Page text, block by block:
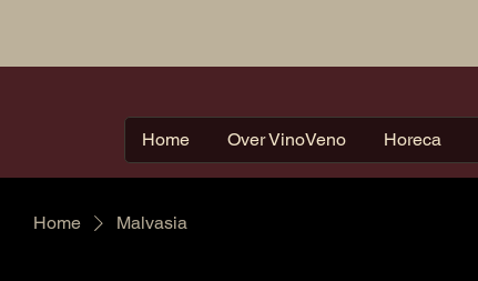
Home Over VinoVeno Horeca
Home Malvasia